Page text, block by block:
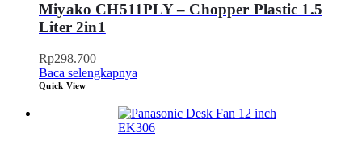
Miyako CH511PLY – Chopper Plastic 1.5
Liter 2in1
Rp298.700
Baca selengkapnya
Quick View